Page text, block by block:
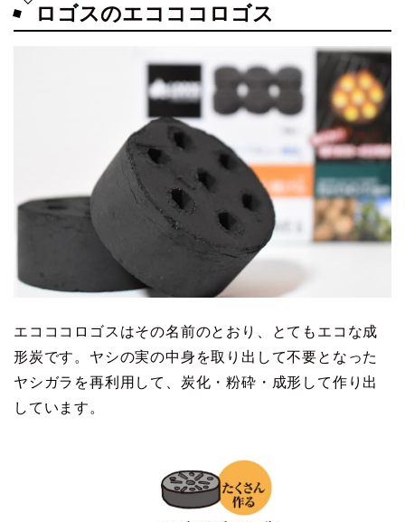
ロゴスのエコココロゴス
エコココロゴスはその名前のとおり、とてもエコな成
形炭です。ヤシの実の中身を取り出して不要となった
ヤシガラを再利用して、炭化・粉砕・成形して作り出
しています。